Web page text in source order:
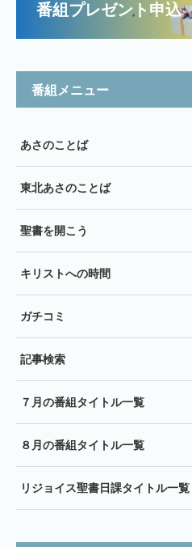
番組プレゼント申込
番組メニュー
あさのことば
東北あさのことば
聖書を開こう
キリストへの時間
ガチコミ
記事検索
７月の番組タイトル一覧
８月の番組タイトル一覧
リジョイス聖書日課タイトル一覧